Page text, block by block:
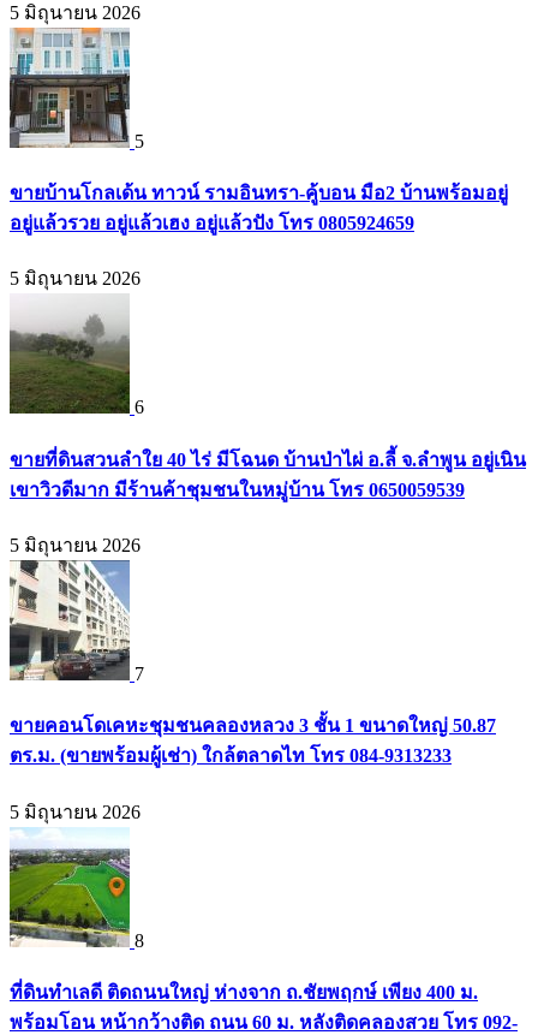
5 มิถุนายน 2026
5
ขายบ้านโกลเด้น ทาวน์ รามอินทรา-คู้บอน มือ2 บ้านพร้อมอยู่
อยู่แล้วรวย อยู่แล้วเฮง อยู่แล้วปัง โทร 0805924659
5 มิถุนายน 2026
6
ขายที่ดินสวนลำใย 40 ไร่ มีโฉนด บ้านป่าไผ่ อ.ลี้ จ.ลำพูน อยู่เนิน
เขาวิวดีมาก มีร้านค้าชุมชนในหมู่บ้าน โทร 0650059539
5 มิถุนายน 2026
7
ขายคอนโดเคหะชุมชนคลองหลวง 3 ชั้น 1 ขนาดใหญ่ 50.87
ตร.ม. (ขายพร้อมผู้เช่า) ใกล้ตลาดไท โทร 084-9313233
5 มิถุนายน 2026
8
ที่ดินทำเลดี ติดถนนใหญ่ ห่างจาก ถ.ชัยพฤกษ์ เพียง 400 ม.
พร้อมโอน หน้ากว้างติด ถนน 60 ม. หลังติดคลองสวย โทร 092-